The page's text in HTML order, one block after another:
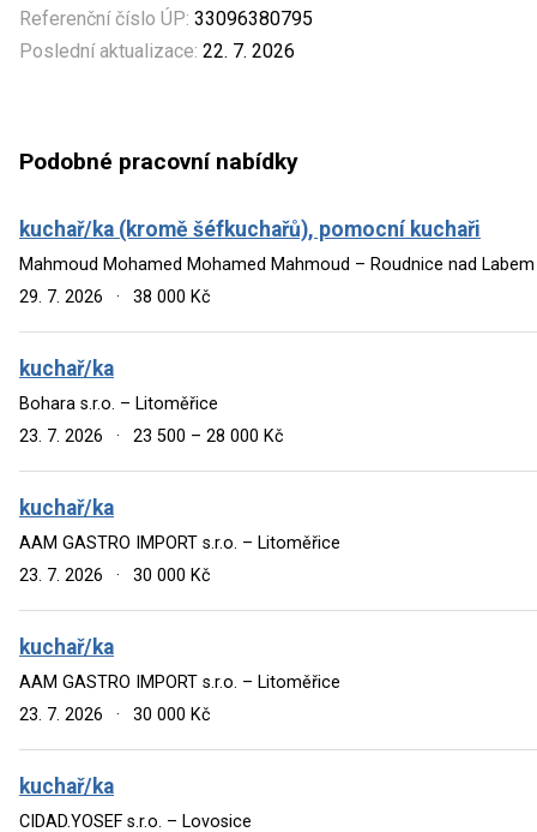
Referenční číslo ÚP: 33096380795
Poslední aktualizace: 22. 7. 2026
Podobné pracovní nabídky
kuchař/ka (kromě šéfkuchařů), pomocní kuchaři
Mahmoud Mohamed Mohamed Mahmoud – Roudnice nad Labem
29. 7. 2026
· 38 000 Kč
kuchař/ka
Bohara s.r.o. – Litoměřice
23. 7. 2026
· 23 500 – 28 000 Kč
kuchař/ka
AAM GASTRO IMPORT s.r.o. – Litoměřice
23. 7. 2026
· 30 000 Kč
kuchař/ka
AAM GASTRO IMPORT s.r.o. – Litoměřice
23. 7. 2026
· 30 000 Kč
kuchař/ka
CIDAD.YOSEF s.r.o. – Lovosice